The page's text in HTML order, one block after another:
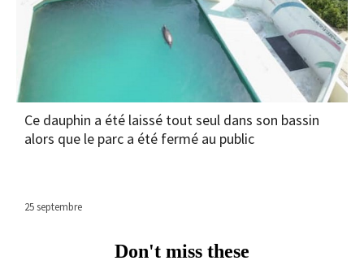
Ce dauphin a été laissé tout seul dans son bassin
alors que le parc a été fermé au public
25 septembre
Don't miss these